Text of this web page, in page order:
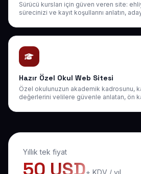
Sürücü kursları için güven veren site:
sürecinizi ve kayıt koşullarını anlatın,
Hazır Özel Okul Web Sitesi
Özel okulunuzun akademik kadrosunu,
değerlerini velilere güvenle anlatan, ön
Yıllık tek fiyat
+ KDV / yıl